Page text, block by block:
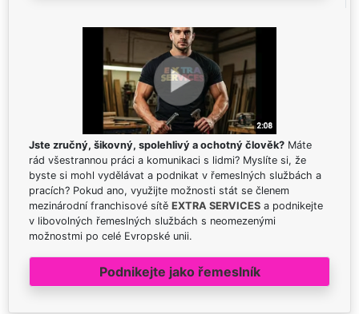
Jste zručný, šikovný, spolehlivý a ochotný člověk? Máte
rád všestrannou práci a komunikaci s lidmi? Myslíte si, že
byste si mohl vydělávat a podnikat v řemeslných službách a
pracích? Pokud ano, využijte možnosti stát se členem
mezinárodní franchisové sítě EXTRA SERVICES a podnikejte
v libovolných řemeslných službách s neomezenými
možnostmi po celé Evropské unii.
Podnikejte jako řemeslník